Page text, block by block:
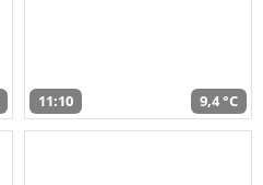
11:10 9,4 °C